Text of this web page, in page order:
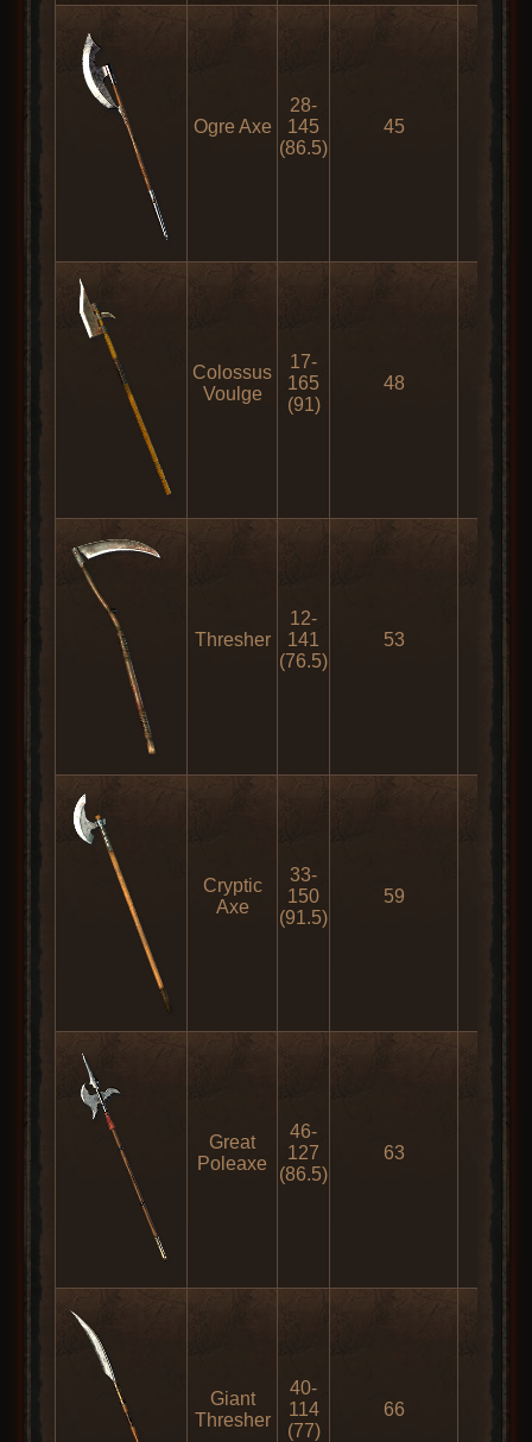
Ogre Axe
28-
145
(86.5)
45
Colossus
Voulge
17-
165
(91)
48
Thresher
12-
141
(76.5)
53
Cryptic
Axe
33-
150
(91.5)
59 165
Great
Poleaxe
46-
127
(86.5)
63
Giant
Thresher
40-
114
(77)
66 188